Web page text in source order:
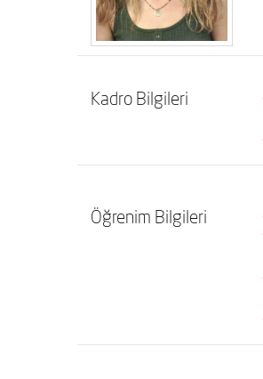
Kadro Bilgileri
Öğrenim Bilgileri